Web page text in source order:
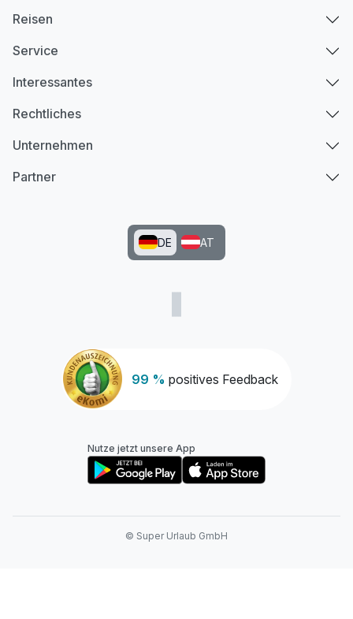
99 % positives Feedback
Reisen
Service
Interessantes
Rechtliches
Unternehmen
Partner
DE AT
Nutze jetzt unsere App
© Super Urlaub GmbH